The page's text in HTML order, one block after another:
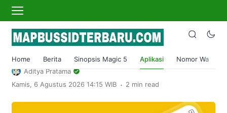
Home Berita Sinopsis Magic 5 Aplikasi Nomor Wa
Home›Aplikasi
Yandex Hotline Bokeh Museum Full HD
Gratis Terbaru 2024
Aditya Pratama
Kamis, 6 Agustus 2026 14:15 WIB . 2 min read